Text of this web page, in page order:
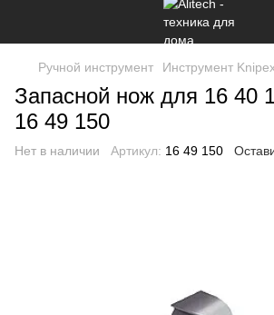
Ручной инструмент Инструмент
Запасной нож для 16 40
16 49 150
Нет в наличии Артикул: 16 49 150